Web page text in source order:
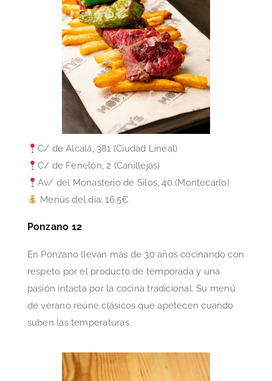
C/ de Alcalá, 381 (Ciudad Lineal)
C/ de Fenelón, 2 (Canillejas)
Av/ del Monasterio de Silos, 40 (Montecarlo)
Menús del día: 16.5€
Ponzano 12
En Ponzano llevan más de 30 años cocinando con
respeto por el producto de temporada y una
pasión intacta por la cocina tradicional. Su menú
de verano reúne clásicos que apetecen cuando
suben las temperaturas.